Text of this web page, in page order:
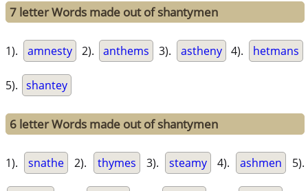
7 letter Words made out of shantymen
1). amnesty 2). anthems 3). astheny 4). hetmans
5). shantey
6 letter Words made out of shantymen
1). snathe 2). thymes 3). steamy 4). ashmen 5).